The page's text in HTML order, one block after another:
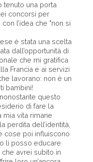
tenuto una porta
concorsi per
l’idea che "non si
è stata una scelta
dall’opportunità di
che mi gratifica
Francia e ai servizi
lavorano: non è un
bambini!
questo
di fare la
mia vita rimane
perdita dell’identità,
cose poi influiscono
li posso educare
avrei subìto in